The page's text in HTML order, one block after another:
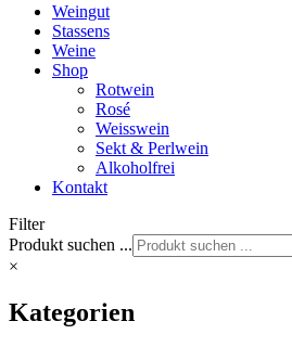
Weingut
Stassens
Weine
Shop
Rotwein
Rosé
Weisswein
Sekt & Perlwein
Alkoholfrei
Kontakt
Filter
Produkt suchen ...
×
Kategorien